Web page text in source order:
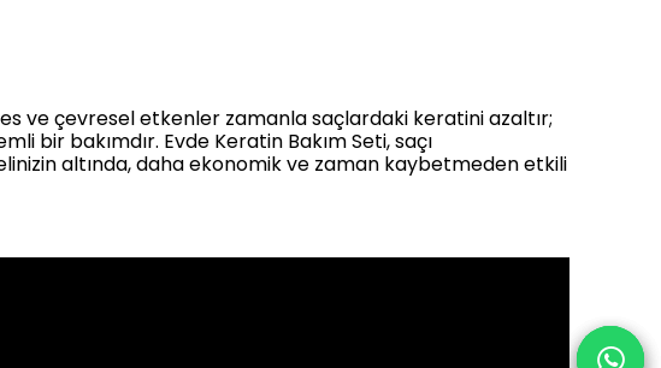
ve çevresel etkenler zamanla saçlardaki keratini azaltır;
bir bakımdır. Evde Keratin Bakım Seti, saçı
altında, daha ekonomik ve zaman kaybetmeden etkili